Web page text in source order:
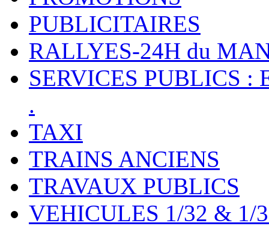
PUBLICITAIRES
RALLYES-24H du
SERVICES PUBLICS :
.
TAXI
TRAINS ANCIENS
TRAVAUX PUBLICS
VEHICULES 1/32 & 1/